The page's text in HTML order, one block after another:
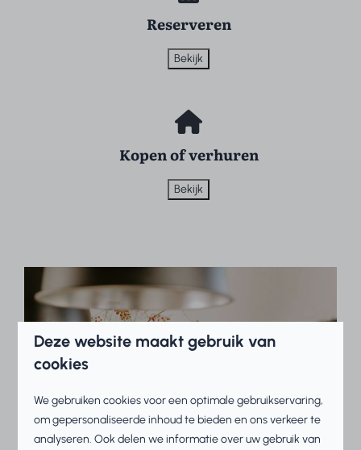
Reserveren
Bekijk
Kopen of verhuren
Bekijk
Deze website maakt gebruik van
cookies
We gebruiken cookies voor een optimale gebruikservaring,
om gepersonaliseerde inhoud te bieden en ons verkeer te
analyseren. Ook delen we informatie over uw gebruik van